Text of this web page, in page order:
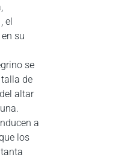
el
su
se
de
altar
a
los